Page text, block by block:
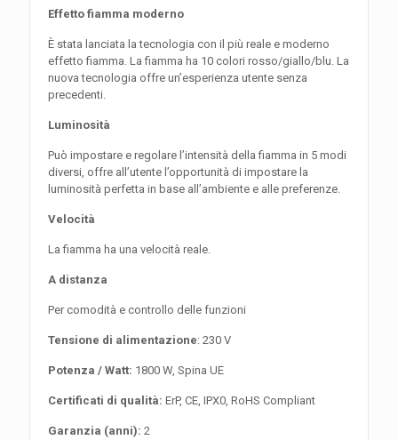
Effetto fiamma moderno
È stata lanciata la tecnologia con il più reale e moderno
effetto fiamma. La fiamma ha 10 colori rosso/giallo/blu. La
nuova tecnologia offre un’esperienza utente senza
precedenti.
Luminosità
Può impostare e regolare l’intensità della fiamma in 5 modi
diversi, offre all’utente l’opportunità di impostare la
luminosità perfetta in base all’ambiente e alle preferenze.
Velocità
La fiamma ha una velocità reale.
A distanza
Per comodità e controllo delle funzioni
Tensione di alimentazione: 230 V
Potenza / Watt: 1800 W, Spina UE
Certificati di qualità: ErP, CE, IPX0, RoHS Compliant
Garanzia (anni): 2